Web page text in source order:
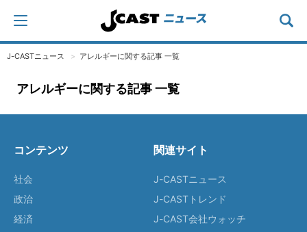
J-CASTニュース アレルギーに関する記事 一覧
アレルギーに関する記事 一覧
コンテンツ
社会
政治
経済
関連サイト
J-CASTニュース
J-CASTトレンド
J-CAST会社ウォッチ